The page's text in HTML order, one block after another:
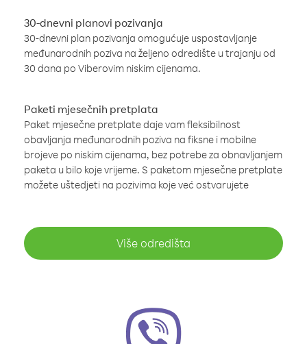
30-dnevni planovi pozivanja
30-dnevni plan pozivanja omogućuje uspostavljanje
međunarodnih poziva na željeno odredište u trajanju od
30 dana po Viberovim niskim cijenama.
Paketi mjesečnih pretplata
Paket mjesečne pretplate daje vam fleksibilnost
obavljanja međunarodnih poziva na fiksne i mobilne
brojeve po niskim cijenama, bez potrebe za obnavljanjem
paketa u bilo koje vrijeme. S paketom mjesečne pretplate
možete uštedjeti na pozivima koje već ostvarujete
Više odredišta